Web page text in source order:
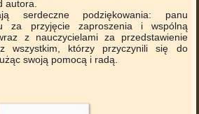
autora.
serdeczne podziękowania: panu
za przyjęcie zaproszenia i wspólną
z nauczycielami za przedstawienie
wszystkim, którzy przyczynili się do
swoją pomocą i radą.